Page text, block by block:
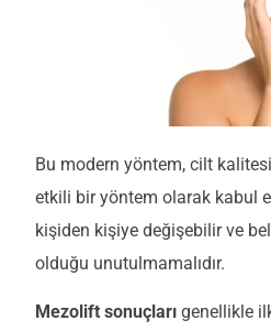
Bu modern yöntem, cilt
etkili bir yöntem olarak kabul
kişiden kişiye değişebilir ve
olduğu unutulmamalıdır.
Mezolift sonuçları genellikle